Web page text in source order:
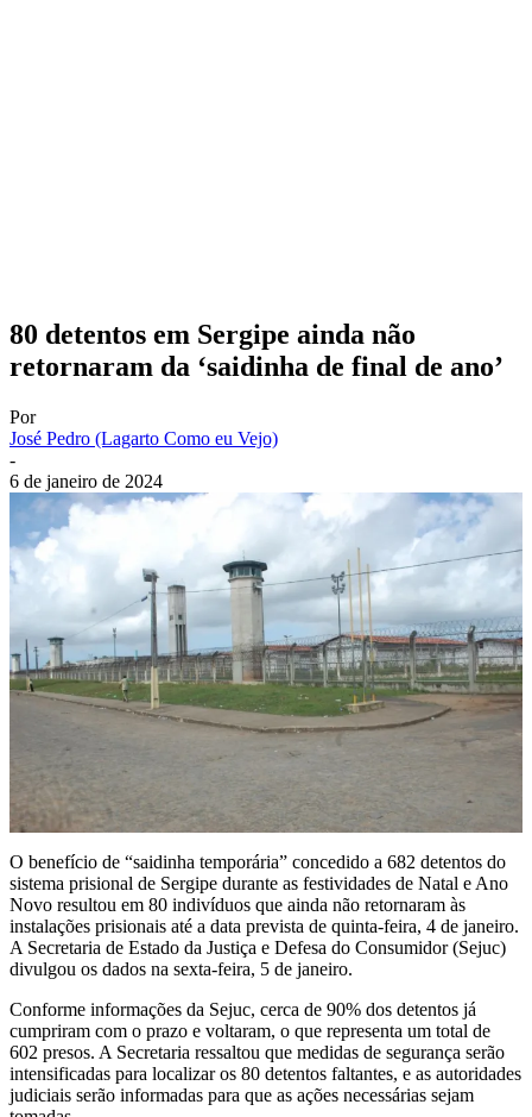
80 detentos em Sergipe ainda não
retornaram da ‘saidinha de final de ano’
Por
José Pedro (Lagarto Como eu Vejo)
-
6 de janeiro de 2024
O benefício de “saidinha temporária” concedido a 682 detentos do
sistema prisional de Sergipe durante as festividades de Natal e Ano
Novo resultou em 80 indivíduos que ainda não retornaram às
instalações prisionais até a data prevista de quinta-feira, 4 de janeiro.
A Secretaria de Estado da Justiça e Defesa do Consumidor (Sejuc)
divulgou os dados na sexta-feira, 5 de janeiro.
Conforme informações da Sejuc, cerca de 90% dos detentos já
cumpriram com o prazo e voltaram, o que representa um total de
602 presos. A Secretaria ressaltou que medidas de segurança serão
intensificadas para localizar os 80 detentos faltantes, e as autoridades
judiciais serão informadas para que as ações necessárias sejam